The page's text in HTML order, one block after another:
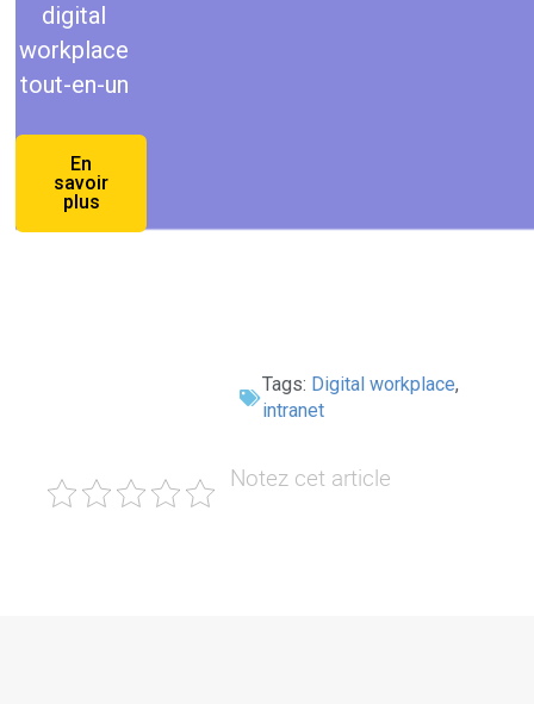
digital
workplace
tout-en-un
En
savoir
plus
Tags: Digital workplace,
intranet